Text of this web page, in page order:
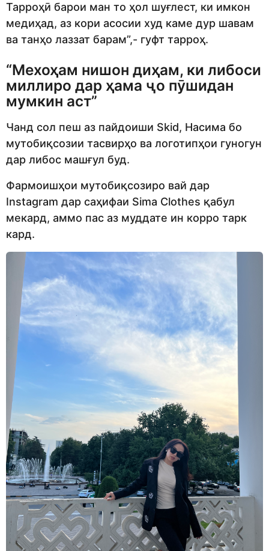
Тарроҳӣ барои ман то ҳол шуғлест, ки имкон
медиҳад, аз кори асосии худ каме дур шавам
ва танҳо лаззат барам”,- гуфт тарроҳ.
“Мехоҳам нишон диҳам, ки либоси
миллиро дар ҳама ҷо пӯшидан
мумкин аст”
Чанд сол пеш аз пайдоиши Skid, Насима бо
мутобиқсозии тасвирҳо ва логотипҳои гуногун
дар либос машғул буд.
Фармоишҳои мутобиқсозиро вай дар
Instagram дар саҳифаи Sima Clothes қабул
мекард, аммо пас аз муддате ин корро тарк
кард.